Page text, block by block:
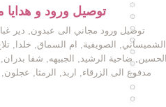
توصيل ورود و هدايا
توصيل ورود مجاني الى عبدون, دير
الشميساني, الصويفية, ام السماق, خلدا,
ضاحية الرشيد, الجبيهه, شفا
مدفوع الى الزرقاء, اربد, الرمثا,